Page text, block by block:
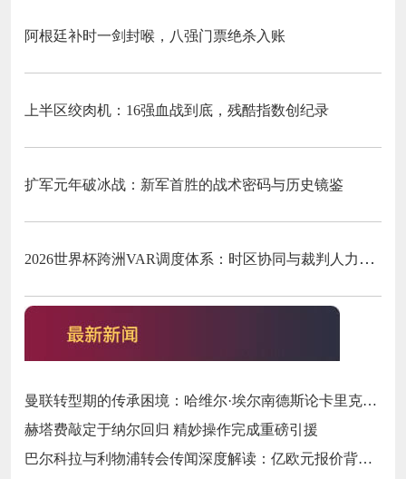
阿根廷补时一剑封喉，八强门票绝杀入账
上半区绞肉机：16强血战到底，残酷指数创纪录
扩军元年破冰战：新军首胜的战术密码与历史镜鉴
2026世界杯跨洲VAR调度体系：时区协同与裁判人力配置优化策略
曼联转型期的传承困境：哈维尔·埃尔南德斯论卡里克执教与红魔精神变迁‌
赫塔费敲定于纳尔回归 精妙操作完成重磅引援
巴尔科拉与利物浦转会传闻深度解读：亿欧元报价背后的战略博弈与市场逻辑‌